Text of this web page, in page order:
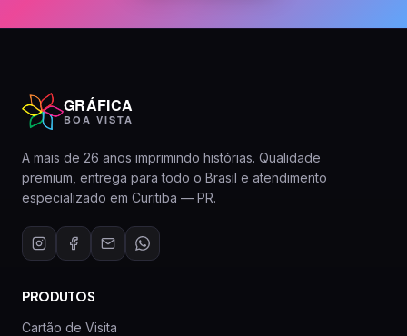
GRÁFICA
BOA VISTA
A mais de 26 anos imprimindo histórias. Qualidade
premium, entrega para todo o Brasil e atendimento
especializado em Curitiba — PR.
PRODUTOS
Cartão de Visita